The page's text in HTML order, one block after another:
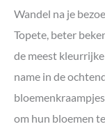
Wandel na je
Topete, beter
de meest
name in de
om hun bloemen